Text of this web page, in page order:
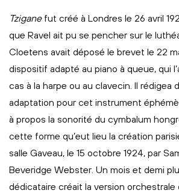
Tzigane fut créé à Londres le 26 avril
que Ravel ait pu se pencher sur le
Cloetens avait déposé le brevet le 22
dispositif adapté au piano à queue, qui
cas à la harpe ou au clavecin. Il rédigea
adaptation pour cet instrument
à propos la sonorité du cymbalum
cette forme qu’eut lieu la création
salle Gaveau, le 15 octobre 1924, par
Beveridge Webster. Un mois et demi
dédicataire créait la version orchestrale